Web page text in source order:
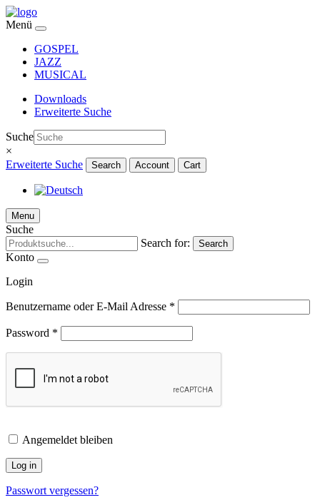
Menü
GOSPEL
JAZZ
MUSICAL
Downloads
Erweiterte Suche
Suche
×
Erweiterte Suche
Search Account Cart
Menu
Suche
Search for:
Search
Konto
Login
Benutzername oder E-Mail Adresse *
Password *
Angemeldet bleiben
Log in
Passwort vergessen?